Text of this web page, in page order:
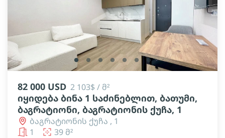
lens lens lens lens lens lens lens
82 000 USD 2 103$ / მ²
იყიდება ბინა 1 საძინებლით, ბათუმი,
ბაგრატიონი, ბაგრატიონის ქუჩა, 1
ბაგრატიონის ქუჩა , 1
1
39 მ²